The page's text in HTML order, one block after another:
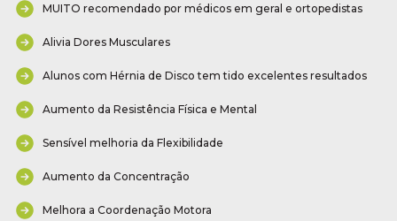
MUITO recomendado por médicos em geral e ortopedistas
Alivia Dores Musculares
Alunos com Hérnia de Disco tem tido excelentes resultados
Aumento da Resistência Física e Mental
Sensível melhoria da Flexibilidade
Aumento da Concentração
Melhora a Coordenação Motora